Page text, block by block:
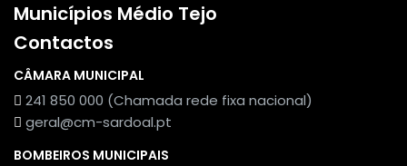
Municípios Médio Tejo
Contactos
CÂMARA MUNICIPAL
241 850 000 (Chamada rede fixa nacional)
geral@cm-sardoal.pt
BOMBEIROS MUNICIPAIS